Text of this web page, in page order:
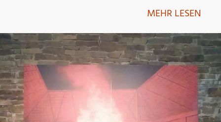
MEHR LESEN